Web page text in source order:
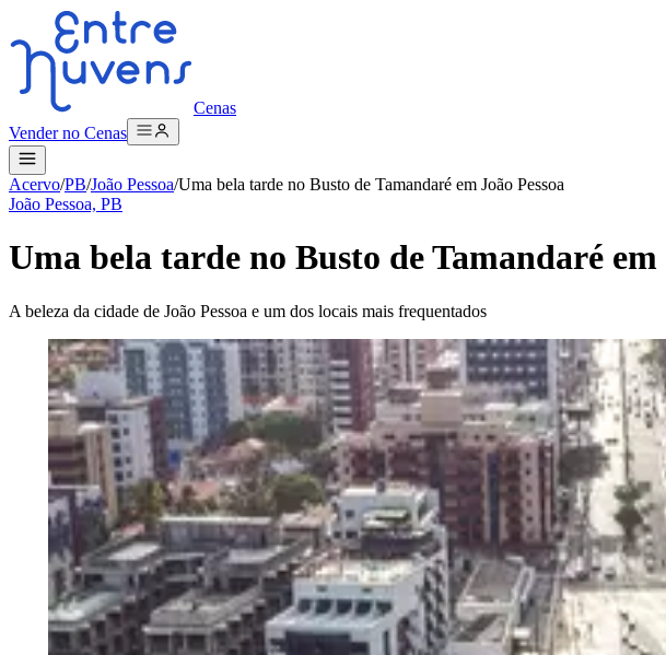
Cenas
Vender no Cenas
Acervo/PB/João Pessoa/Uma bela tarde no Busto de Tamandaré em João Pessoa
João Pessoa, PB
Uma bela tarde no Busto de Tamandaré em
A beleza da cidade de João Pessoa e um dos locais mais frequentados